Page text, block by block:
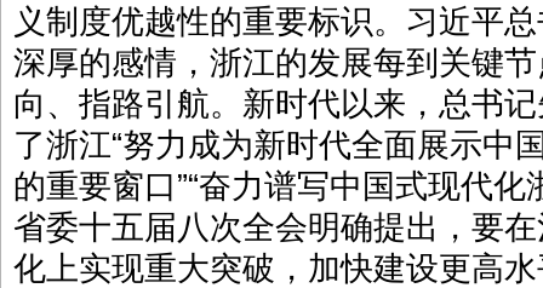
义制度优越性的重要标识。习近平
深厚的感情，浙江的发展每到关键
向、指路引航。新时代以来，总书
了浙江“努力成为新时代全面展示中
的重要窗口”“奋力谱写中国式现代
省委十五届八次全会明确提出，要
化上实现重大突破，加快建设更高